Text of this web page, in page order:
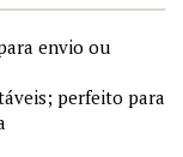
envio ou
perfeito para